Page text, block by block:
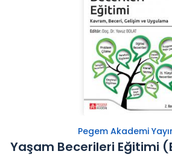
Pegem Akademi
Yaşam Becerileri Eğitimi